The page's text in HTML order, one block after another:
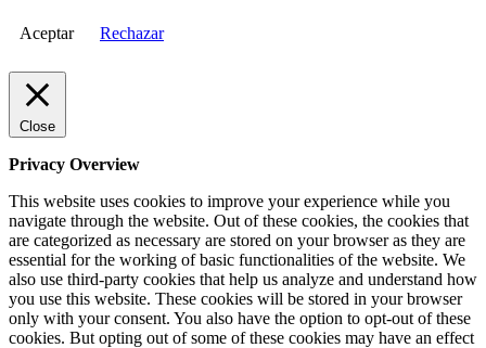
Aceptar Rechazar
Close
Privacy Overview
This website uses cookies to improve your experience while you
navigate through the website. Out of these cookies, the cookies that
are categorized as necessary are stored on your browser as they are
essential for the working of basic functionalities of the website. We
also use third-party cookies that help us analyze and understand how
you use this website. These cookies will be stored in your browser
only with your consent. You also have the option to opt-out of these
cookies. But opting out of some of these cookies may have an effect